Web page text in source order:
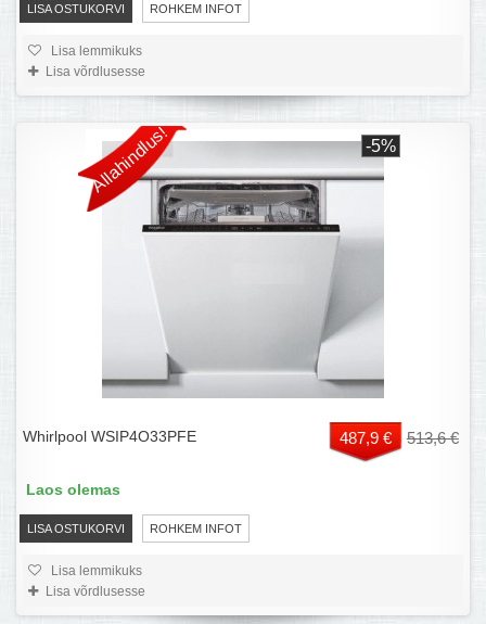
LISA OSTUKORVI ROHKEM INFOT
Lisa lemmikuks
Lisa võrdlusesse
Allahindlus! -5%
Whirlpool WSIP4O33PFE 487,9 € 513,6 €
LISA OSTUKORVI ROHKEM INFOT
Laos olemas
Lisa lemmikuks
Lisa võrdlusesse